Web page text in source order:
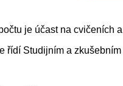
je účast na cvičeních
řídí Studijním a